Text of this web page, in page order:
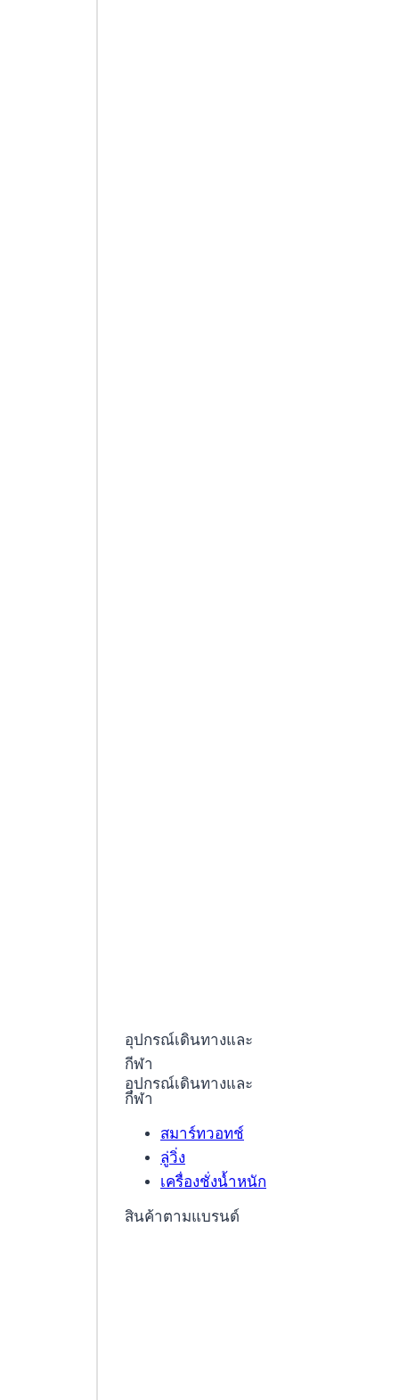
อุปกรณ์เดินทางและ
กีฬา
อุปกรณ์เดินทางและ
กีฬา
สมาร์ทวอทช์
ลู่วิ่ง
เครื่องชั่งน้ำหนัก
สินค้าตามแบรนด์